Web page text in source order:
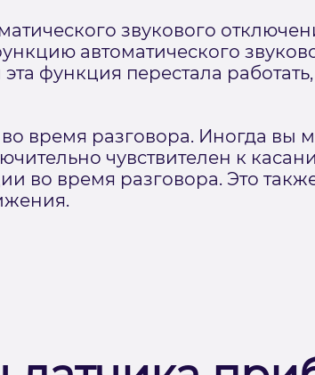
звукового
автоматического
функция перестала
время разговора. Иногда вы
чувствителен к
во время разговора. Это